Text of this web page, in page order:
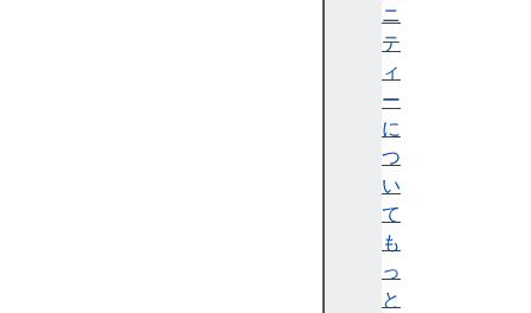
ニ
テ
ィ
ー
に
つ
い
て
も
っ
と